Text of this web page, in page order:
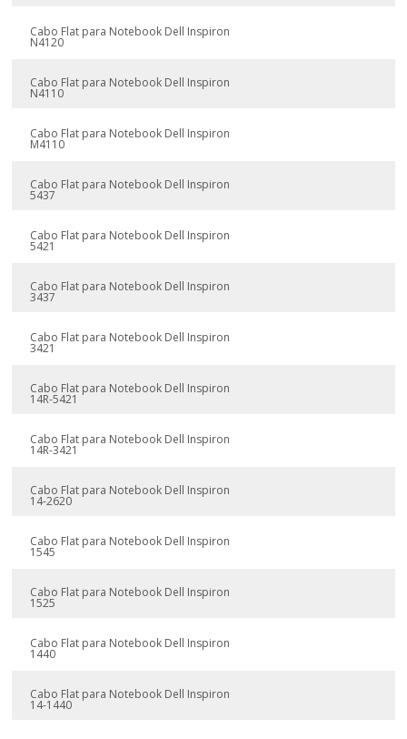
Cabo Flat para Notebook Dell Inspiron
N4120
Cabo Flat para Notebook Dell Inspiron
N4110
Cabo Flat para Notebook Dell Inspiron
M4110
Cabo Flat para Notebook Dell Inspiron
5437
Cabo Flat para Notebook Dell Inspiron
5421
Cabo Flat para Notebook Dell Inspiron
3437
Cabo Flat para Notebook Dell Inspiron
3421
Cabo Flat para Notebook Dell Inspiron
14R-5421
Cabo Flat para Notebook Dell Inspiron
14R-3421
Cabo Flat para Notebook Dell Inspiron
14-2620
Cabo Flat para Notebook Dell Inspiron
1545
Cabo Flat para Notebook Dell Inspiron
1525
Cabo Flat para Notebook Dell Inspiron
1440
Cabo Flat para Notebook Dell Inspiron
14-1440